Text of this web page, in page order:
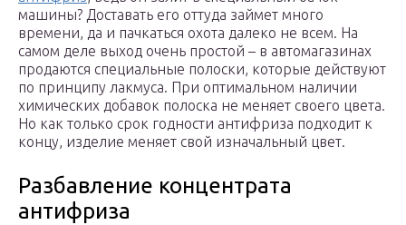
машины? Доставать его оттуда займет много
времени, да и пачкаться охота далеко не всем. На
самом деле выход очень простой – в автомагазинах
продаются специальные полоски, которые действуют
по принципу лакмуса. При оптимальном наличии
химических добавок полоска не меняет своего цвета.
Но как только срок годности антифриза подходит к
концу, изделие меняет свой изначальный цвет.
Разбавление концентрата
антифриза